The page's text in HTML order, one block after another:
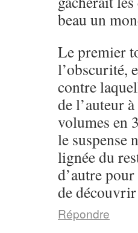
beau un
Le premier
l’obscurité,
contre
de l’auteur
volumes en
le suspense
lignée du
d’autre
de
Répondre